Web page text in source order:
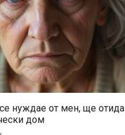
нуждае от мен, ще отида
дом